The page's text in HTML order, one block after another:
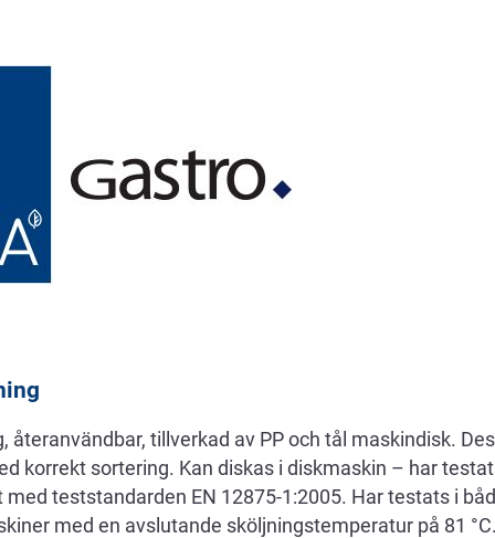
återanvändbar, tillverkad av PP och tål maskindisk.
korrekt sortering. Kan diskas i diskmaskin – har
teststandarden EN 12875-1:2005. Har testats i
med en avslutande sköljningstemperatur på 81